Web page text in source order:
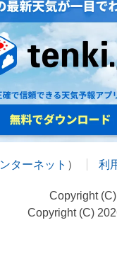
ターネット ） 利
Copyright
Copyright (C)